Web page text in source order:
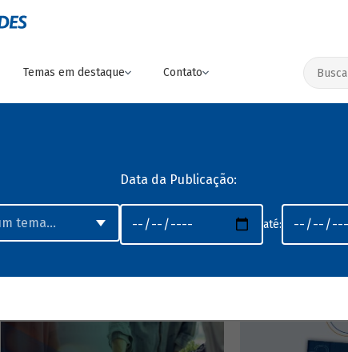
Temas em destaque Contato
Buscar
Data da Publicação:
até: